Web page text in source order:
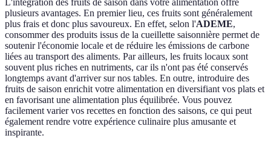
L'intégration des fruits de saison dans votre alimentation offre
plusieurs avantages. En premier lieu, ces fruits sont généralement
plus frais et donc plus savoureux. En effet, selon l'ADEME,
consommer des produits issus de la cueillette saisonnière permet de
soutenir l'économie locale et de réduire les émissions de carbone
liées au transport des aliments. Par ailleurs, les fruits locaux sont
souvent plus riches en nutriments, car ils n'ont pas été conservés
longtemps avant d'arriver sur nos tables. En outre, introduire des
fruits de saison enrichit votre alimentation en diversifiant vos plats et
en favorisant une alimentation plus équilibrée. Vous pouvez
facilement varier vos recettes en fonction des saisons, ce qui peut
également rendre votre expérience culinaire plus amusante et
inspirante.